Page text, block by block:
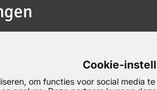
Cookie-
om functies voor social media